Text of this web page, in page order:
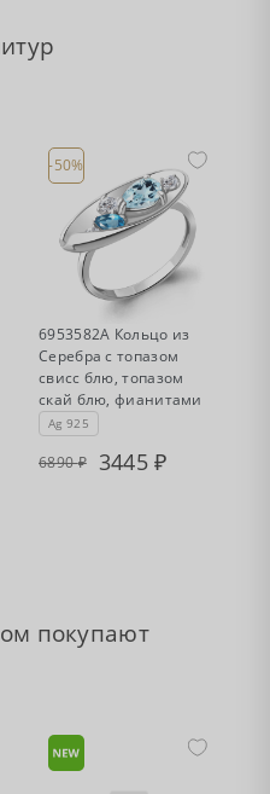
-50%
Есть в наличии
6953582А Кольцо из
Серебра с топазом
свисс блю, топазом
скай блю, фианитами
Ag 925
6890 3445
покупают